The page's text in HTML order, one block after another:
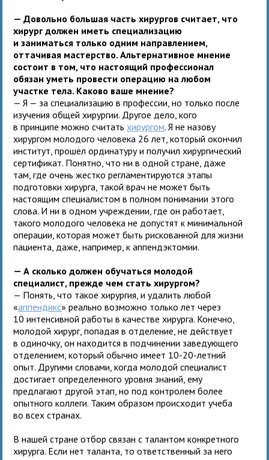
— Довольно большая часть хирургов считает, что
хирург должен иметь специализацию
и заниматься только одним направлением,
оттачивая мастерство. Альтернативное мнение
состоит в том, что настоящий профессионал
обязан уметь провести операцию на любом
участке тела. Каково ваше мнение?
— Я — за специализацию в профессии, но только после
изучения общей хирургии. Другое дело, кого
в принципе можно считать хирургом. Я не назову
хирургом молодого человека 26 лет, который окончил
институт, прошел ординатуру и получил хирургический
сертификат. Понятно, что ни в одной стране, даже
там, где очень жестко регламентируются этапы
подготовки хирурга, такой врач не может быть
настоящим специалистом в полном понимании этого
слова. И ни в одном учреждении, где он работает,
такого молодого человека не допустят к минимальной
операции, которая может быть рискованной для жизни
пациента, даже, например, к аппендэктомии.
— А сколько должен обучаться молодой
специалист, прежде чем стать хирургом?
— Понять, что такое хирургия, и удалить любой
«аппендикс» реально возможно только лет через
10 интенсивной работы в качестве хирурга. Конечно,
молодой хирург, попадая в отделение, не действует
в одиночку, он находится в подчинении заведующего
отделением, который обычно имеет 10-20-летний
опыт. Другими словами, когда молодой специалист
достигает определенного уровня знаний, ему
предлагают другой этап, но под контролем более
опытного коллеги. Таким образом происходит учеба
во всех странах.
В нашей стране отбор связан с талантом конкретного
хирурга. Если нет таланта, то ответственный за него